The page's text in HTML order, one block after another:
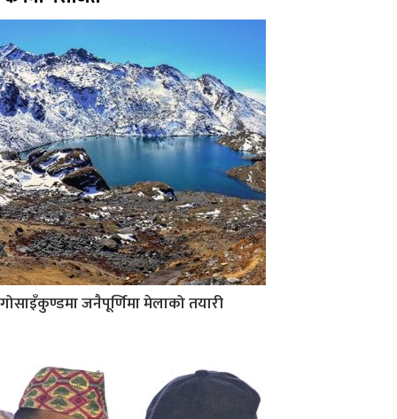
गोसाइँकुण्डमा जनैपूर्णिमा मेलाको तयारी